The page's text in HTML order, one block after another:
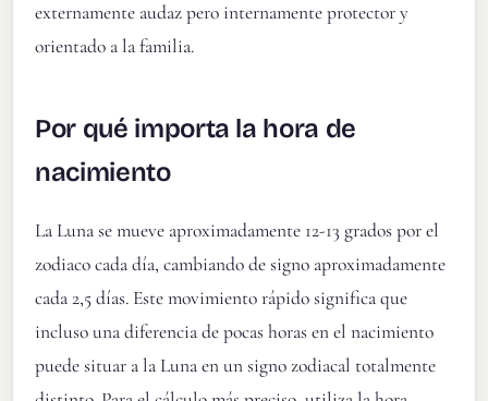
externamente audaz pero internamente protector y
orientado a la familia.
Por qué importa la hora de
nacimiento
La Luna se mueve aproximadamente 12-13 grados por el
zodiaco cada día, cambiando de signo aproximadamente
cada 2,5 días. Este movimiento rápido significa que
incluso una diferencia de pocas horas en el nacimiento
puede situar a la Luna en un signo zodiacal totalmente